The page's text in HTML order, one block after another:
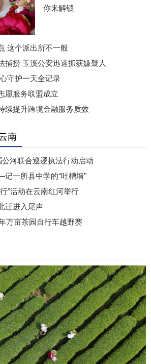
你来解锁
这个派出所不一般
捕捞 玉溪公安迅速抓获嫌疑人
守护一天全记录
愿服务联盟成立
续提升跨境金融服务质效
南
河联合巡逻执法行动启动
一所县中学的“吐槽墙”
”活动在云南红河举行
迁进入尾声
万亩茶园自行车越野赛